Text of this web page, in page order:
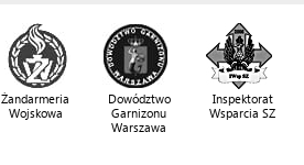
Żandarmeria
Wojskowa
Dowództwo
Garnizonu
Warszawa
Inspektorat
Wsparcia SZ